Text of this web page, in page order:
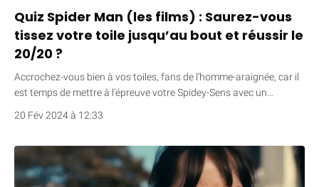
Quiz Spider Man (les films) : Saurez-vous
tissez votre toile jusqu’au bout et réussir le
20/20 ?
Accrochez-vous bien à vos toiles, fans de l’homme-araignée, car il
est temps de mettre à l’épreuve votre Spidey-Sens avec un…
20 Fév 2024 à 12:33